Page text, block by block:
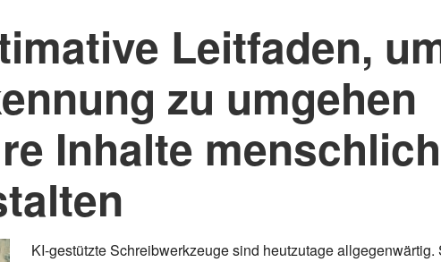
Leitfaden,
zu umgehen
Inhalte
KI-gestützte Schreibwerkzeuge sind heutzutage allgegenwärtig.